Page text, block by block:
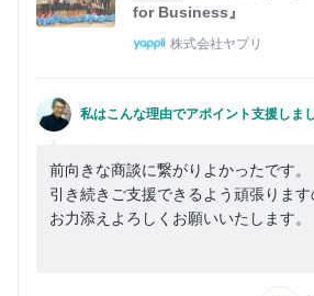
for Business』
株式会社ヤプリ
私はこんな理由でアポイント支援しま
前向きな商談に繋がりよかったです。
引き続きご支援できるよう頑張ります
お力添えよろしくお願いいたします。